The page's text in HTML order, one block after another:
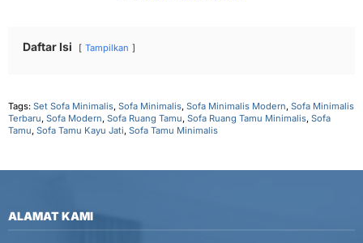
Daftar Isi Tampilkan
Tags: Set Sofa Minimalis, Sofa Minimalis, Sofa Minimalis Modern, Sofa Minimalis
Terbaru, Sofa Modern, Sofa Ruang Tamu, Sofa Ruang Tamu Minimalis, Sofa
Tamu, Sofa Tamu Kayu Jati, Sofa Tamu Minimalis
ALAMAT KAMI